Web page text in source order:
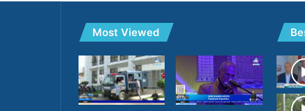
Most Viewed